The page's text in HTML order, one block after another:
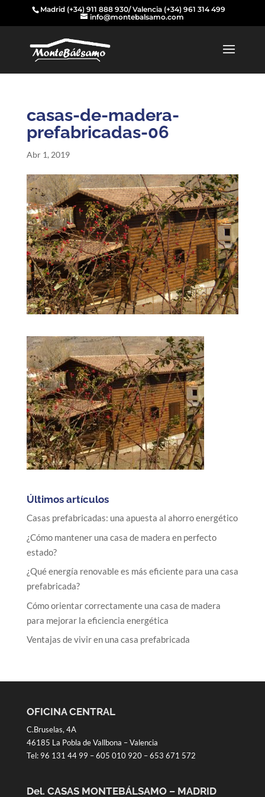
Madrid (+34) 911 888 930/ Valencia (+34) 961 314 499
info@montebalsamo.com
casas-de-madera-
prefabricadas-06
Abr 1, 2019
Últimos artículos
Casas prefabricadas: una apuesta al ahorro energético
¿Cómo mantener una casa de madera en perfecto
estado?
¿Qué energía renovable es más eficiente para una casa
prefabricada?
Cómo orientar correctamente una casa de madera
para mejorar la eficiencia energética
Ventajas de vivir en una casa prefabricada
OFICINA CENTRAL
C.Bruselas, 4A
46185 La Pobla de Vallbona – Valencia
Tel: 96 131 44 99 –605 010 920–653 671 572
Del. CASAS MONTEBÁLSAMO – MADRID